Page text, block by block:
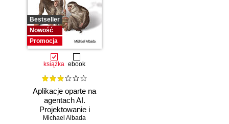
Bestseller
Nowość
Promocja
książka ebook
Aplikacje oparte na
agentach AI.
Projektowanie i
wdrażanie
Michael Albada